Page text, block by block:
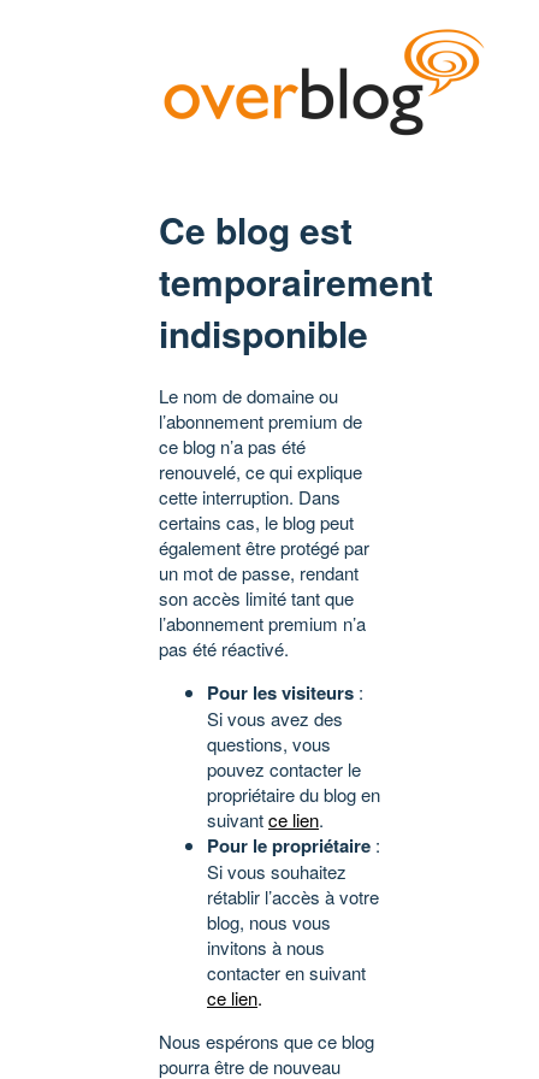
Ce blog est
temporairement
indisponible
Le nom de domaine ou
l’abonnement premium de
ce blog n’a pas été
renouvelé, ce qui explique
cette interruption. Dans
certains cas, le blog peut
également être protégé par
un mot de passe, rendant
son accès limité tant que
l’abonnement premium n’a
pas été réactivé.
Pour les visiteurs :
Si vous avez des
questions, vous
pouvez contacter le
propriétaire du blog en
suivantce lien.
Pour le propriétaire :
Si vous souhaitez
rétablir l’accès à votre
blog, nous vous
invitons à nous
contacter en suivant
ce lien.
Nous espérons que ce blog
pourra être de nouveau